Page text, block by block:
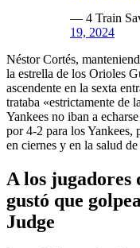
— 4 Train
19, 2024
Néstor Cortés,
la estrella de los Orioles
ascendente en la sexta
trataba «estrictamente de
Yankees no iban a
por 4-2 para los Yankees,
en ciernes y en la salud
A los jugadores
gustó que
Judge